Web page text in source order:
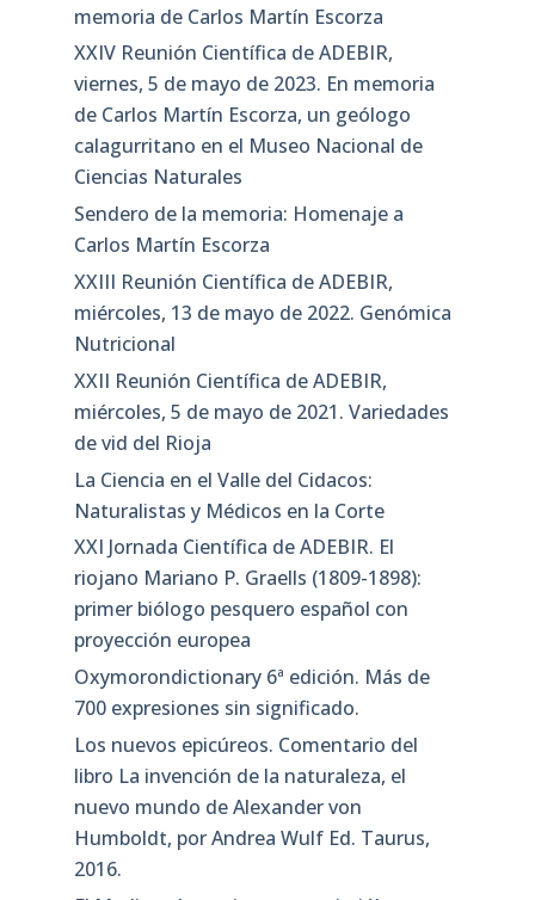
memoria de Carlos Martín Escorza
XXIV Reunión Científica de ADEBIR,
viernes, 5 de mayo de 2023. En memoria
de Carlos Martín Escorza, un geólogo
calagurritano en el Museo Nacional de
Ciencias Naturales
Sendero de la memoria: Homenaje a
Carlos Martín Escorza
XXIII Reunión Científica de ADEBIR,
miércoles, 13 de mayo de 2022. Genómica
Nutricional
XXII Reunión Científica de ADEBIR,
miércoles, 5 de mayo de 2021. Variedades
de vid del Rioja
La Ciencia en el Valle del Cidacos:
Naturalistas y Médicos en la Corte
XXI Jornada Científica de ADEBIR. El
riojano Mariano P. Graells (1809-1898):
primer biólogo pesquero español con
proyección europea
Oxymorondictionary 6ª edición. Más de
700 expresiones sin significado.
Los nuevos epicúreos. Comentario del
libro La invención de la naturaleza, el
nuevo mundo de Alexander von
Humboldt, por Andrea Wulf Ed. Taurus,
2016.